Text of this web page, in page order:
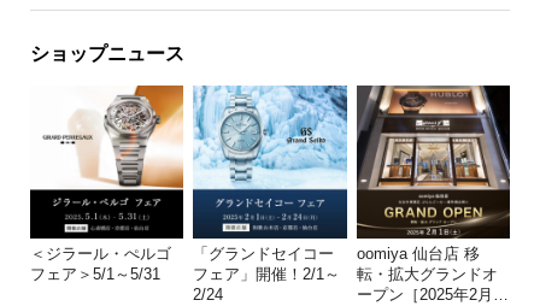
ショップニュース
＜ジラール・ぺルゴ
フェア＞5/1～5/31
「グランドセイコー
フェア」開催！2/1～
2/24
oomiya 仙台店 移
転・拡大グランドオ
ープン［2025年2月 …